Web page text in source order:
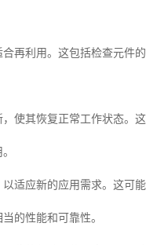
再利用。这包括检查元件
使其恢复正常工作状态。
适应新的应用需求。这可
的性能和可靠性。